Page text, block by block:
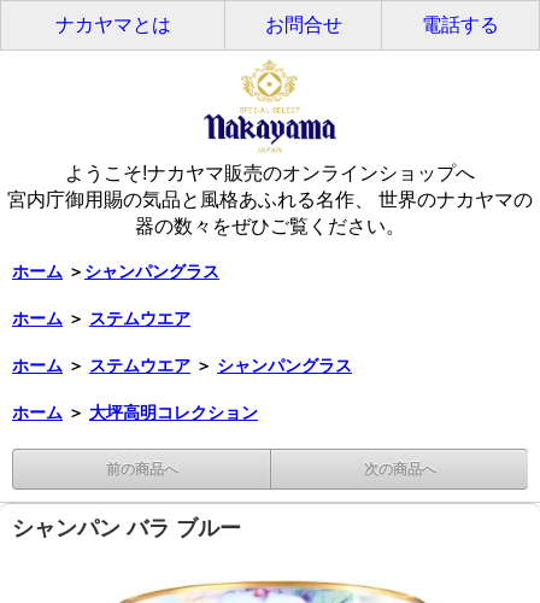
ナカヤマとは お問合せ 電話する
ようこそ!ナカヤマ販売のオンラインショップへ
宮内庁御用賜の気品と風格あふれる名作、 世界のナカヤマの
器の数々をぜひご覧ください。
ホーム ＞ シャンパングラス
ホーム ＞ ステムウエア
ホーム ＞ ステムウエア ＞ シャンパングラス
ホーム ＞ 大坪高明コレクション
前の商品へ 次の商品へ
シャンパン バラ ブルー